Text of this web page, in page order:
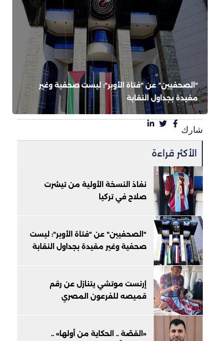
"الصحفيين" عن "فتاة الأوبر": ليست صحفية وغير
مقيدة بجداول النقابة
شارك
الأكثر قراءة
نفاذ النسخة الأولية من تيشرت
صلاح في تركيا
"الصحفيين" عن "فتاة الأوبر": ليست
صحفية وغير مقيدة بجداول النقابة
إرنست موتشي يتنازل عن رقم
قميصه للفرعون المصري
«القصّة .. الحكاية من أولها» ..